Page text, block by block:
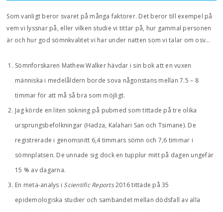
Som vanligt beror svaret på många faktorer. Det beror till exempel på
vem vi lyssnar på, eller vilken studie vi tittar på, hur gammal personen
är och hur god sömnkvalitet vi har under natten som vi talar om osv…
Sömnforskaren Mathew Walker hävdar i sin bok att en vuxen
människa i medelåldern borde sova någonstans mellan 7.5 – 8
timmar för att må så bra som möjligt.
Jag körde en liten sökning på pubmed som tittade på tre olika
ursprungsbefolkningar (Hadza, Kalahari San och Tsimane). De
registrerade i genomsnitt 6,4 timmars sömn och 7,6 timmar i
sömnplatsen. De unnade sig dock en tupplur mitt på dagen ungefär
15 % av dagarna.
En meta-analys iScientific Reports2016 tittade på 35
epidemologiska studier och sambandet mellan dödsfall av alla